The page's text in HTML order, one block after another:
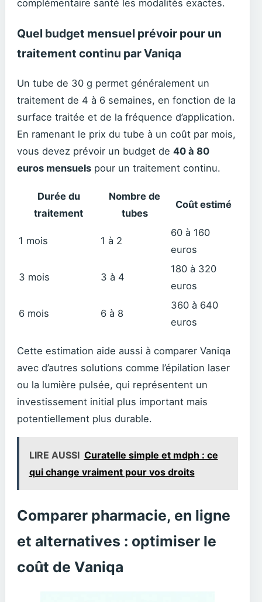
complémentaire santé les modalités exactes.
Quel budget mensuel prévoir pour un
traitement continu par Vaniqa
Un tube de 30 g permet généralement un
traitement de 4 à 6 semaines, en fonction de la
surface traitée et de la fréquence d’application.
En ramenant le prix du tube à un coût par mois,
vous devez prévoir un budget de 40 à 80
euros mensuels pour un traitement continu.
Durée du
traitement
Nombre de
tubes
Coût estimé
1 mois 1 à 2
60 à 160
euros
3 mois 3 à 4
180 à 320
euros
6 mois 6 à 8
360 à 640
euros
Cette estimation aide aussi à comparer Vaniqa
avec d’autres solutions comme l’épilation laser
ou la lumière pulsée, qui représentent un
investissement initial plus important mais
potentiellement plus durable.
LIRE AUSSI Curatelle simple et mdph : ce
qui change vraiment pour vos droits
Comparer pharmacie, en ligne
et alternatives : optimiser le
coût de Vaniqa